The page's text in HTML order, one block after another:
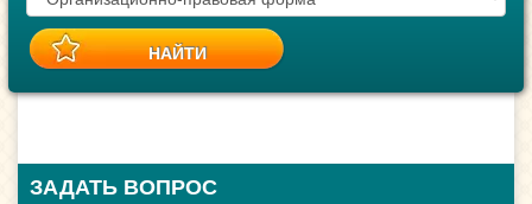
ЗАДАТЬ ВОПРОС